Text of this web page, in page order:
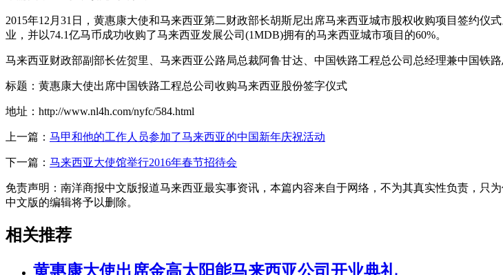
2015年12月31日，黄惠康大使和马来西亚第二财政部长胡斯尼出席马来西亚城市股权收购项目签约
业，并以74.1亿马币成功收购了马来西亚发展公司(1MDB)拥有的马来西亚城市项目的60%。
马来西亚财政部副部长佐贺里、马来西亚公路局总裁阿鲁甘达、中国铁路工程总公司总经理兼中国铁
标题：黄惠康大使出席中国铁路工程总公司收购马来西亚股份签字仪式
地址：http://www.nl4h.com/nyfc/584.html
上一篇： 马甲和他的工作人员参加了马来西亚的中国新年庆祝活动
下一篇： 马来西亚大使馆举行2016年春节招待会
免责声明：南洋商报中文版报道马来西亚最实事资讯，本篇内容来自于网络，不为其真实性负责，只
中文版的编辑将予以删除。
相关推荐
黄惠康大使出席金高太阳能马来西亚公司开业典礼